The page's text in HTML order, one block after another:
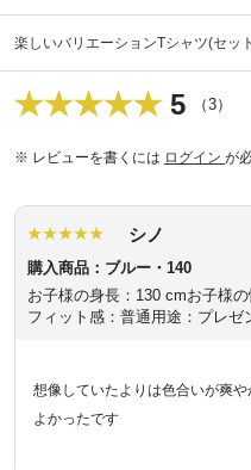
楽しいバリエーションTシャツ(セッ
5 （3）
※ レビューを書くには ログイン が
シノ
購入商品：ブルー・140
お子様の身長：130 cmお子様
フィット感：普通用途：プレゼ
想像していたよりは色合いが爽
よかったです